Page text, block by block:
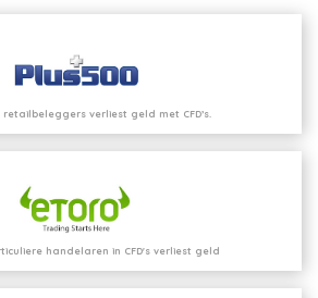
retailbeleggers verliest geld met CFD’s.
handelaren in CFD's verliest geld